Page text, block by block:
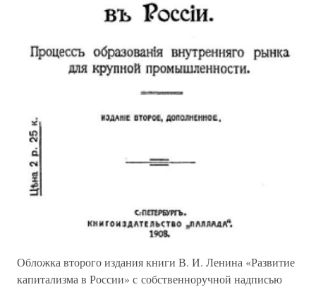
Обложка второго издания книги В. И. Ленина «Развитие
капитализма в России» с собственноручной надписью